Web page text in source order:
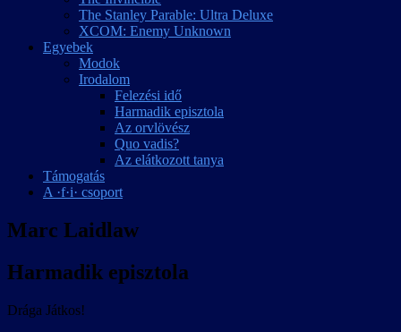
The Stanley Parable: Ultra Deluxe
XCOM: Enemy Unknown
Egyebek
Modok
Irodalom
Felezési idő
Harmadik episztola
Az orvlövész
Quo vadis?
Az elátkozott tanya
Támogatás
A ·f·i· csoport
Marc Laidlaw
Harmadik episztola
Drága Játkos!